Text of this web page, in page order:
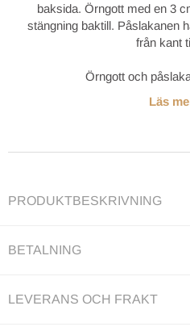
baksida. Örngott med en 3
stängning baktill. Påslakanen
från kant
Örngott och
Läs
PRODUKTBESKRIVNING
BETALNING
LEVERANS OCH FRAKT